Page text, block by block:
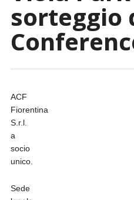
sorteggio
ACF
Fiorentina
S.r.l.
a
socio
unico.
Sede